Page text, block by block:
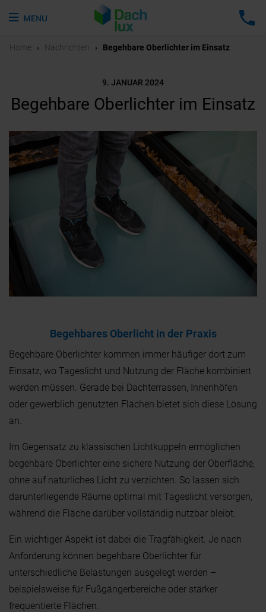
Home › Nachrichten › Begehbare Oberlichter im Einsatz
9. JANUAR 2024
Begehbare Oberlichter im Einsatz
Begehbares Oberlicht in der Praxis
Begehbare Oberlichter kommen immer häufiger dort zum
Einsatz, wo Tageslicht und Nutzung der Fläche kombiniert
werden müssen. Gerade bei Dachterrassen, Innenhöfen
oder gewerblich genutzten Flächen bietet sich diese Lösung
an.
Im Gegensatz zu klassischen Lichtkuppeln ermöglichen
begehbare Oberlichter eine sichere Nutzung der Oberfläche,
ohne auf natürliches Licht zu verzichten. So lassen sich
darunterliegende Räume optimal mit Tageslicht versorgen,
während die Fläche darüber vollständig nutzbar bleibt.
Ein wichtiger Aspekt ist dabei die Tragfähigkeit. Je nach
Anforderung können begehbare Oberlichter für
unterschiedliche Belastungen ausgelegt werden –
beispielsweise für Fußgängerbereiche oder stärker
frequentierte Flächen.